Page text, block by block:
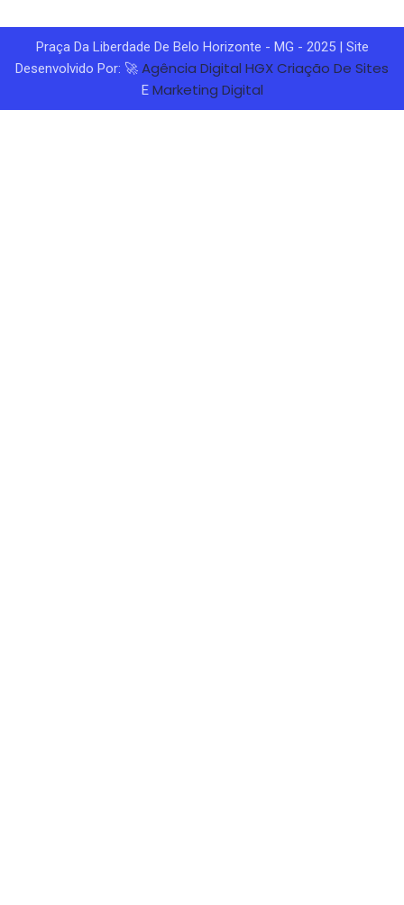
Praça Da Liberdade De Belo Horizonte - MG - 2025 | Site
Desenvolvido Por: 🚀 Agência Digital HGXCriação De Sites
E Marketing Digital